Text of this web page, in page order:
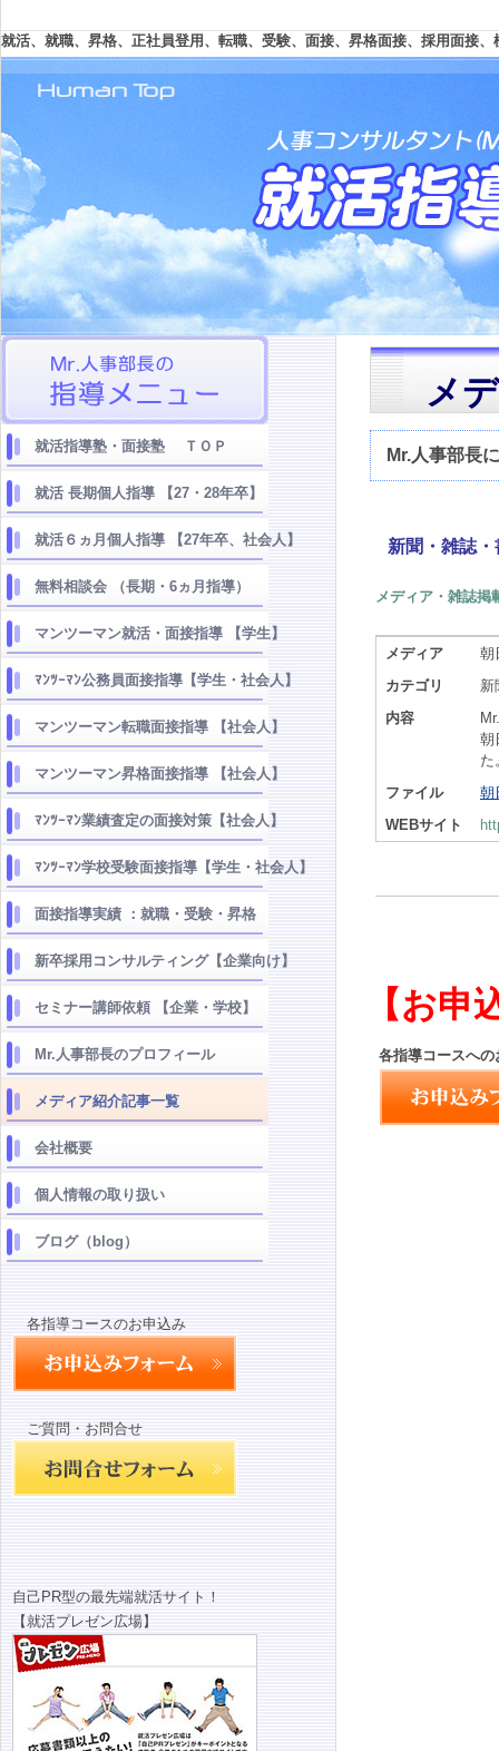
就活、就職、昇格、正社員登用、転職、受験、面接、昇格面接、採用面接
就活指導塾・面接塾 ＴＯＰ
就活 長期個人指導 【27・28年卒】
就活６ヵ月個人指導 【27年卒、社会人】
無料相談会 （長期・6ヵ月指導）
マンツーマン就活・面接指導 【学生】
ﾏﾝﾂｰﾏﾝ公務員面接指導【学生・社会人】
マンツーマン転職面接指導 【社会人】
マンツーマン昇格面接指導 【社会人】
ﾏﾝﾂｰﾏﾝ業績査定の面接対策【社会人】
ﾏﾝﾂｰﾏﾝ学校受験面接指導【学生・社会人】
面接指導実績 ：就職・受験・昇格
新卒採用コンサルティング【企業向け】
セミナー講師依頼 【企業・学校】
Mr.人事部長のプロフィール
メディア紹介記事一覧
会社概要
個人情報の取り扱い
ブログ（blog）
各指導コースのお申込み
ご質問・お問合せ
自己PR型の最先端就活サイト！
【就活プレゼン広場】
メ
Mr.人事部長
新聞・雑誌
メディア・雑誌掲
メディア
朝
カテゴリ
新
内容
朝
た
ファイル
朝
WEBサイト
【お申
各指導コースへの